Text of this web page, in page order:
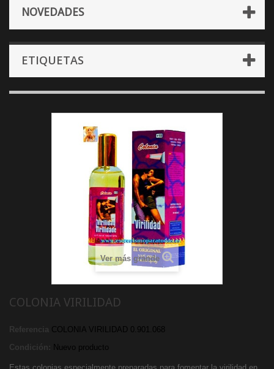
NOVEDADES
ETIQUETAS
Ver más grande
COLONIA VIRILIDAD
Referencia COLONIA VIRILIDAD 0.901.068
Condición: Nuevo producto